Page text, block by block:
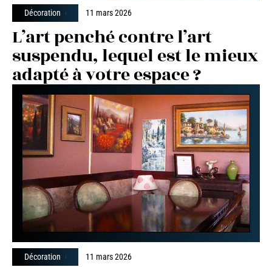
Décoration 11 mars 2026
L’art penché contre l’art
suspendu, lequel est le mieux
adapté à votre espace ?
Décoration 11 mars 2026